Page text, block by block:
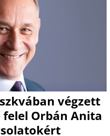
végzett
Orbán Anita